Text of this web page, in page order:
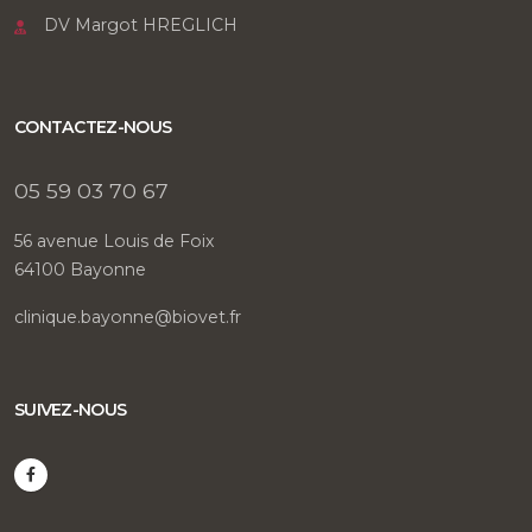
DV Margot HREGLICH
CONTACTEZ-NOUS
05 59 03 70 67
56 avenue Louis de Foix
64100 Bayonne
clinique.bayonne@biovet.fr
SUIVEZ-NOUS